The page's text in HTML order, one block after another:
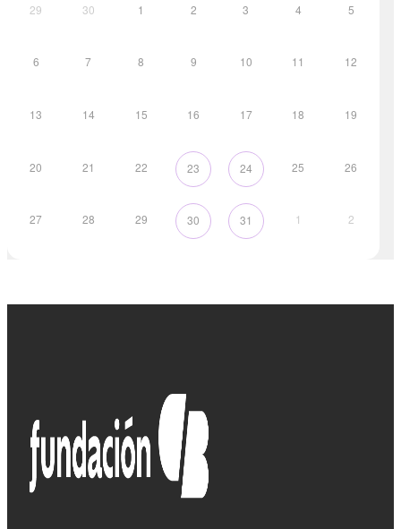
29 30 1 2 3 4 5
6 7 8 9 10 11 12
13 14 15 16 17 18 19
20 21 22 23 24 25 26
27 28 29 30 31 1 2